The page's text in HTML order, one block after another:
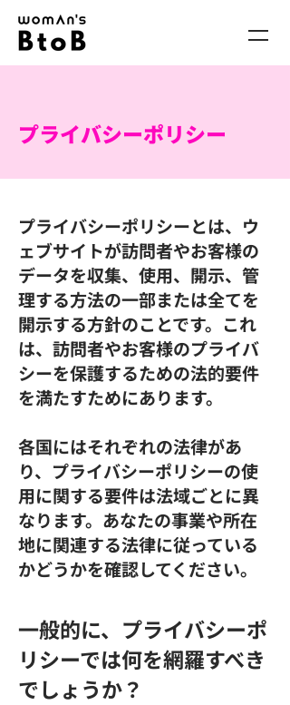
プライバシーポリシー
プライバシーポリシーとは、ウ
ェブサイトが訪問者やお客様の
データを収集、使用、開示、管
理する方法の一部または全てを
開示する方針のことです。これ
は、訪問者やお客様のプライバ
シーを保護するための法的要件
を満たすためにあります。
各国にはそれぞれの法律があ
り、プライバシーポリシーの使
用に関する要件は法域ごとに異
なります。あなたの事業や所在
地に関連する法律に従っている
かどうかを確認してください。
一般的に、プライバシーポ
リシーでは何を網羅すべき
でしょうか？